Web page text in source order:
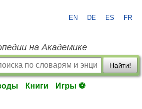
EN DE ES FR
на Академике
Найти!
Книги Игры ⚽